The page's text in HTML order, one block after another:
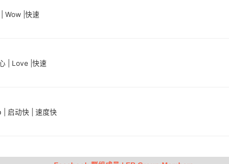
Wow |快速
| Love |快速
| 启动快 | 速度快